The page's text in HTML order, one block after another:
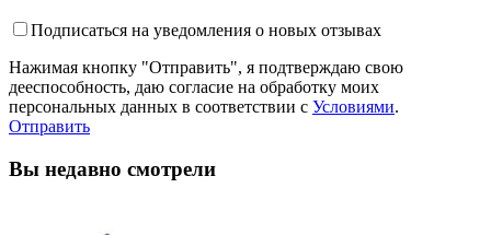
Подписаться на уведомления о новых отзывах
Нажимая кнопку "Отправить", я подтверждаю свою
дееспособность, даю согласие на обработку моих
персональных данных в соответствии с Условиями.
Отправить
Вы недавно смотрели